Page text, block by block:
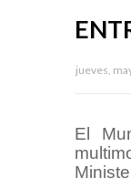
jueves,
El